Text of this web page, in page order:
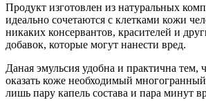
Продукт изготовлен из натуральных
идеально сочетаются с клетками кожи
никаких консервантов, красителей и
добавок, которые могут нанести вред.
Даная эмульсия удобна и практична тем,
оказать коже необходимый многогранный
лишь пару капель состава и пара минут